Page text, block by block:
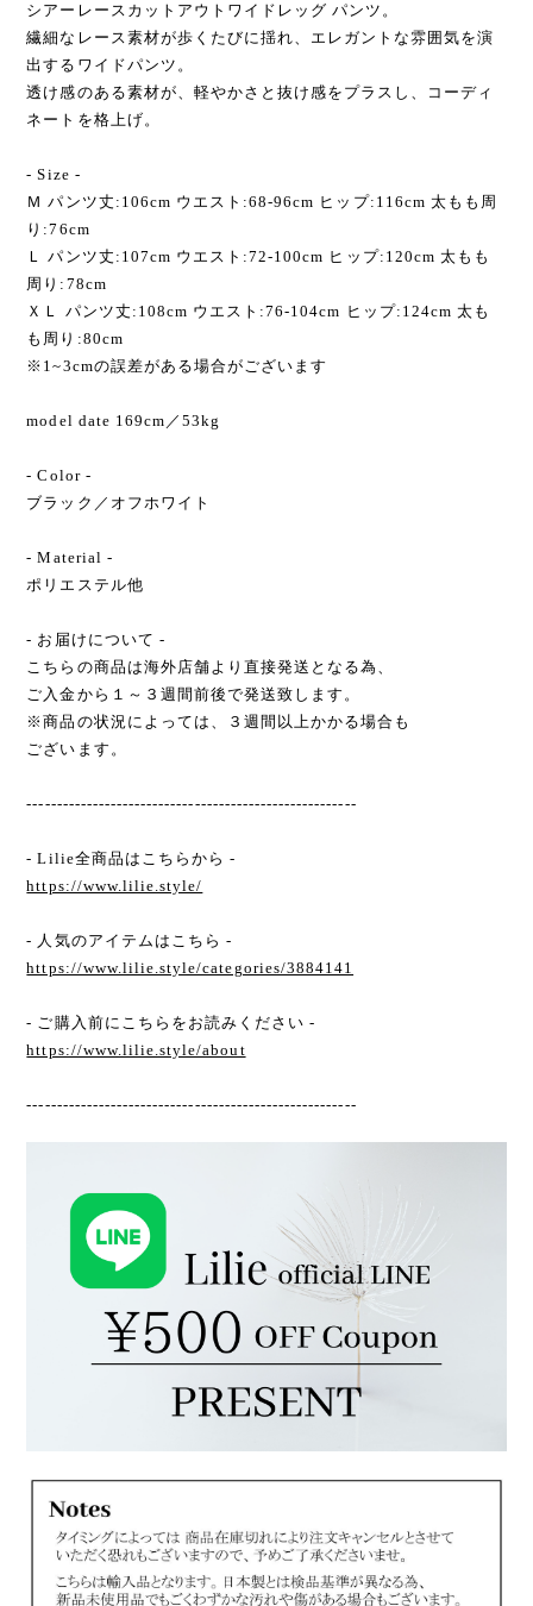
シアーレースカットアウトワイドレッグ パンツ。
繊細なレース素材が歩くたびに揺れ、エレガントな雰囲気を演
出するワイドパンツ。
透け感のある素材が、軽やかさと抜け感をプラスし、コーディ
ネートを格上げ。
- Size -
Ｍ パンツ丈:106cm ウエスト:68-96cm ヒップ:116cm 太もも周
り:76cm
Ｌ パンツ丈:107cm ウエスト:72-100cm ヒップ:120cm 太もも
周り:78cm
ＸＬ パンツ丈:108cm ウエスト:76-104cm ヒップ:124cm 太も
も周り:80cm
※1~3cmの誤差がある場合がございます
model date 169cm／53kg
- Color -
ブラック／オフホワイト
- Material -
ポリエステル他
- お届けについて -
こちらの商品は海外店舗より直接発送となる為、
ご入金から１～３週間前後で発送致します。
※商品の状況によっては、３週間以上かかる場合も
ございます。
-------------------------------------------------------
- Lilie全商品はこちらから -
https://www.lilie.style/
- 人気のアイテムはこちら -
https://www.lilie.style/categories/3884141
- ご購入前にこちらをお読みください -
https://www.lilie.style/about
-------------------------------------------------------